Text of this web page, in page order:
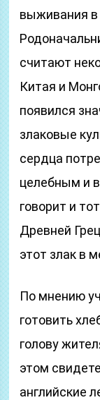
выживания в
считают
Китая и
появился
злаковые
сердца
целебным и
говорит и
Древней
этот злак в
По мнению
готовить
голову
этом
английские